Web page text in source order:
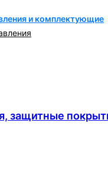
и комплектующие
защитные